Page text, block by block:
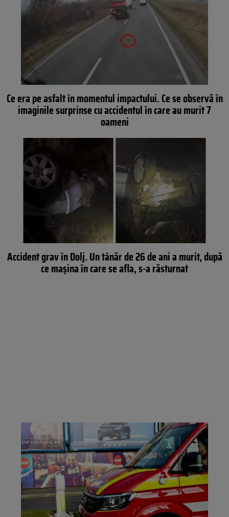
Ce era pe asfalt în momentul impactului. Ce se observă în
imaginile surprinse cu accidentul în care au murit 7
oameni
Accident grav în Dolj. Un tânăr de 26 de ani a murit, după
ce mașina în care se afla, s-a răsturnat